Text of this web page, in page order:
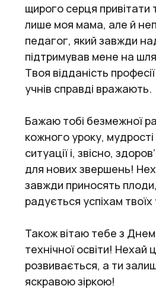
щирого серця привітати
лише моя мама, але й
педагог, який завжди
підтримував мене на
Твоя відданість
учнів справді вражають.
Бажаю тобі безмежної
кожного уроку, мудрості
ситуації і, звісно,
для нових звершень!
завжди приносять
радується успіхам твоїх
Також вітаю тебе з
технічної освіти!
розвивається, а ти
яскравою зіркою!